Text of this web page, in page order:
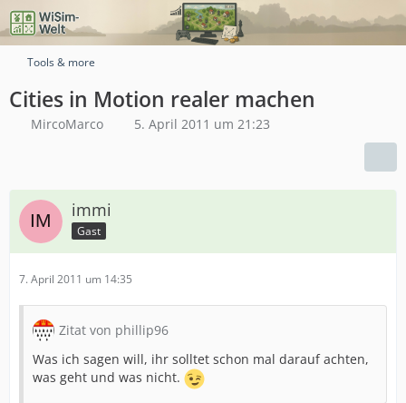
Tools & more
Cities in Motion realer machen
MircoMarco 5. April 2011 um 21:23
immi
Gast
7. April 2011 um 14:35
Zitat von phillip96
Was ich sagen will, ihr solltet schon mal darauf achten,
was geht und was nicht.